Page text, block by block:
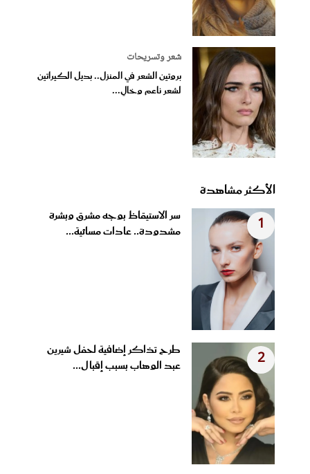
شعر وتسريحات
بروتين الشعر في المنزل.. بديل الكيراتين
لشعر ناعم وخالٍ...
الأكثر مشاهدة
1
سر الاستيقاظ بوجه مشرق وبشرة
مشدودة.. عادات مسائية...
2
طرح تذاكر إضافية لحفل شيرين
عبد الوهاب بسبب إقبال...